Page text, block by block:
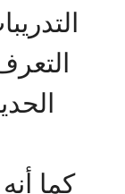
كما